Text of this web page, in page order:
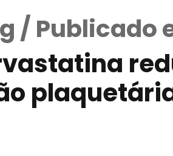
/ Publicado